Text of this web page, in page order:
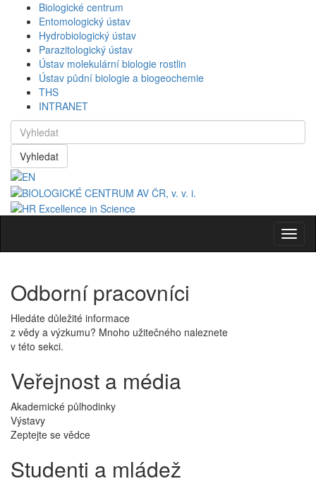
Biologické centrum
Entomologický ústav
Hydrobiologický ústav
Parazitologický ústav
Ústav molekulární biologie rostlin
Ústav půdní biologie a biogeochemie
THS
INTRANET
Vyhledat
Odborní pracovníci
Hledáte důležité informace
z vědy a výzkumu? Mnoho užitečného naleznete
v této sekci.
Veřejnost a média
Akademické půlhodinky
Výstavy
Zeptejte se vědce
Studenti a mládež